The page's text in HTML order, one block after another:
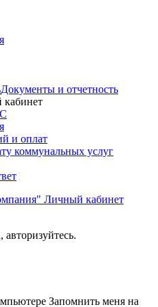
Документы и отчетность
и оплат
коммунальных услуг
Личный кабинет
Запомнить меня на